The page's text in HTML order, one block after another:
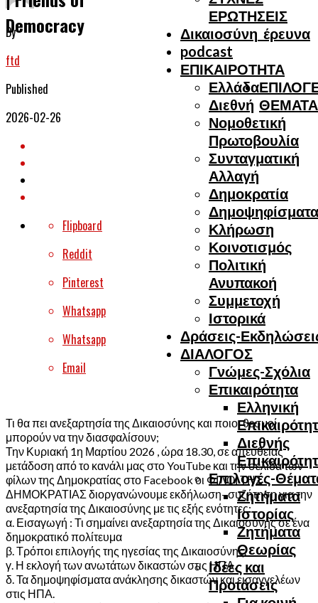
Democracy
ΕΡΩΤΗΣΕΙΣ
Δικαιοσύνη_έρευνα
podcast
ΕΠΙΚΑΙΡΟΤΗΤΑ
Ελλάδα
Διεθνή ΘΕΜΑΤΑ
Νομοθετική
Πρωτοβουλία
Συνταγματική
Αλλαγή
Δημοκρατία
Δημοψηφίσματα
Κλήρωση
Κοινοτισμός
Πολιτική
Ανυπακοή
Συμμετοχή
Ιστορικά
Δράσεις-
ΔΙΑΛΟΓΟΣ
Γνώμες-Σχόλια
Επικαιρότητα
Ελληνική
Διεθνής
Επιλογές-
Ζητήματα
Ιστορίας
Ζητήματα
Θεωρίας
Ιδέες και
Προτάσεις
By
ftd
Published
2026-02-26
Flipboard
Reddit
Pinterest
Whatsapp
Whatsapp
Email
Τι θα πει ανεξαρτησία της Δικαιοσύνης και ποιοι θεσμοί
μπορούν να την διασφαλίσουν;
Την Κυριακή 1η Μαρτίου 2026 , ώρα 18.30, σε απευθείας
μετάδοση από το κανάλι μας στο YouTube και την σελίδα των
φίλων της Δημοκρατίας στο Facebook οι ΦΙΛΟΙ ΤΗΣ
ΔΗΜΟΚΡΑΤΙΑΣ διοργανώνουμε εκδήλωση- συζήτηση για την
ανεξαρτησία της Δικαιοσύνης με τις εξής ενότητες:
α. Εισαγωγή : Τι σημαίνει ανεξαρτησία της Δικαιοσύνης σε ένα
δημοκρατικό πολίτευμα
β. Τρόποι επιλογής της ηγεσίας της Δικαιοσύνης.
γ. Η εκλογή των ανωτάτων δικαστών στις ΗΠΑ.
δ. Τα δημοψηφίσματα ανάκλησης δικαστών και εισαγγελέων
στις ΗΠΑ.